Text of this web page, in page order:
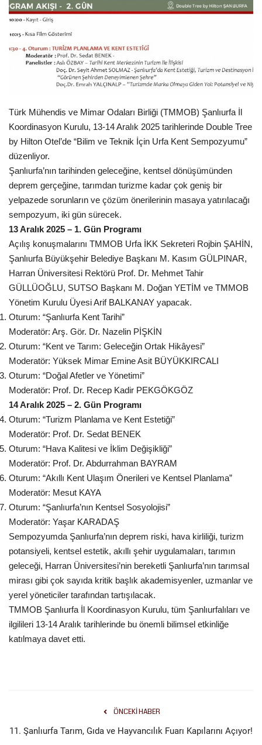
Gündem
Tekno Bilim
Siyaset
Galeriler
Yaşam
Künye
Sağlık
İletişim
Kültür Sanat
Türk Mühendis ve Mimar Odaları Birliği (TMMOB) Şanlıurfa İl
Koordinasyon Kurulu, 13-14 Aralık 2025 tarihlerinde Double Tree
by Hilton Otel’de “Bilim ve Teknik İçin Urfa Kent Sempozyumu”
düzenliyor.
Şanlıurfa’nın tarihinden geleceğine, kentsel dönüşümünden
deprem gerçeğine, tarımdan turizme kadar çok geniş bir
yelpazede sorunların ve çözüm önerilerinin masaya yatırılacağı
sempozyum, iki gün sürecek.
13 Aralık 2025 – 1. Gün Programı
Açılış konuşmalarını TMMOB Urfa İKK Sekreteri Rojbin ŞAHİN,
Şanlıurfa Büyükşehir Belediye Başkanı M. Kasım GÜLPINAR,
Harran Üniversitesi Rektörü Prof. Dr. Mehmet Tahir
GÜLLÜOĞLU, SUTSO Başkanı M. Doğan YETİM ve TMMOB
Yönetim Kurulu ÜyesiArif BALKANAY yapacak.
Oturum: “Şanlıurfa Kent Tarihi”
Moderatör: Arş. Gör. Dr. Nazelin PİŞKİN
Oturum: “Kent ve Tarım: Geleceğin Ortak Hikâyesi”
Moderatör: Yüksek Mimar Emine Asit BÜYÜKKIRCALI
Oturum: “Doğal Afetler ve Yönetimi”
Moderatör: Prof. Dr. Recep Kadir PEKGÖKGÖZ
14 Aralık 2025 – 2. Gün Programı
Oturum: “Turizm Planlama ve Kent Estetiği”
Moderatör: Prof. Dr. Sedat BENEK
Oturum: “Hava Kalitesi ve İklim Değişikliği”
Moderatör: Prof. Dr. Abdurrahman BAYRAM
Oturum: “Akıllı Kent Ulaşım Önerileri ve Kentsel Planlama”
Moderatör: Mesut KAYA
Oturum: “Şanlıurfa’nın Kentsel Sosyolojisi”
Moderatör: Yaşar KARADAŞ
Sempozyumda Şanlıurfa’nın deprem riski, hava kirliliği, turizm
potansiyeli, kentsel estetik, akıllı şehir uygulamaları, tarımın
geleceği, Harran Üniversitesi’nin bereketli Şanlıurfa’nın tarımsal
mirası gibi çok sayıda kritik başlık akademisyenler, uzmanlar ve
yerel yöneticiler tarafından tartışılacak.
TMMOB Şanlıurfa İl Koordinasyon Kurulu, tüm Şanlıurfalıları ve
ilgilileri 13-14 Aralık tarihlerinde bu önemli bilimsel etkinliğe
katılmaya davet etti.
ÖNCEKI HABER
11. Şanlıurfa Tarım, Gıda ve Hayvancılık Fuarı Kapılarını Açıyor!